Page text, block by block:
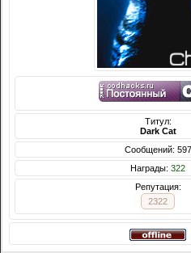
Титул:
Dark Cat
Сообщений: 597
Награды: 322
Репутация:
2322